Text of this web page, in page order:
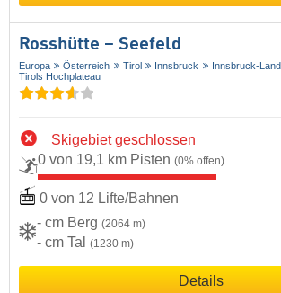
Rosshütte – Seefeld
Europa Österreich Tirol Innsbruck Innsbruck-Land
Tirols Hochplateau
Skigebiet geschlossen
0 von 19,1 km Pisten (0% offen)
0 von 12 Lifte/Bahnen
- cm Berg (2064 m)
- cm Tal (1230 m)
Details